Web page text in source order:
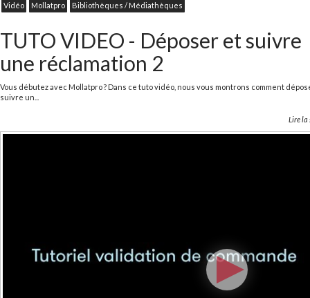
Vidéo Mollatpro Bibliothèques / Médiathèques
TUTO VIDEO - Déposer et suivre
une réclamation 2
Vous débutez avec Mollatpro ? Dans ce tuto vidéo, nous vous montrons comment
suivre un...
Lire la